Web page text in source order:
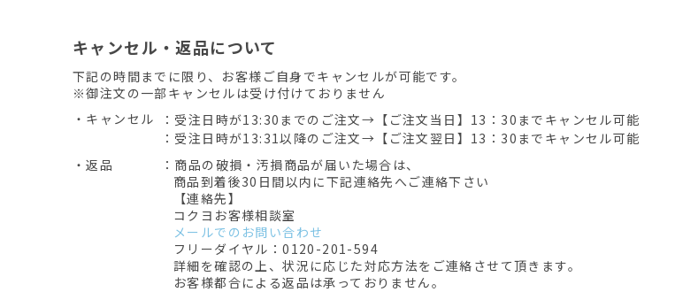
キャンセル・返品について
下記の時間までに限り、お客様ご自身でキャンセルが可能です。
※御注文の一部キャンセルは受け付けておりません
・キャンセル
：受注日時が13:30までのご注文→【ご注文当日】13：30までキャンセル可能
：受注日時が13:31以降のご注文→【ご注文翌日】13：30までキャンセル可能
・返品
：商品の破損・汚損商品が届いた場合は、
商品到着後30日間以内に下記連絡先へご連絡下さい
【連絡先】
コクヨお客様相談室
メールでのお問い合わせ
フリーダイヤル：0120-201-594
詳細を確認の上、状況に応じた対応方法をご連絡させて頂きます。
お客様都合による返品は承っておりません。